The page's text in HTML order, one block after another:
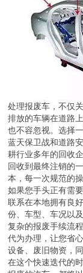
处理报废车，不仅
排放的车辆在道路
也不容忽视。选择
蓝天保卫战和道路
耕行业多年的回收
回收到最终注销的
本，每一次规范的
如果您手头正有需
联系在本地拥有良
份、车型、车况以
复杂的报废手续流
代为办理，让您省
设备、废旧物资，
在这个快速迭代的